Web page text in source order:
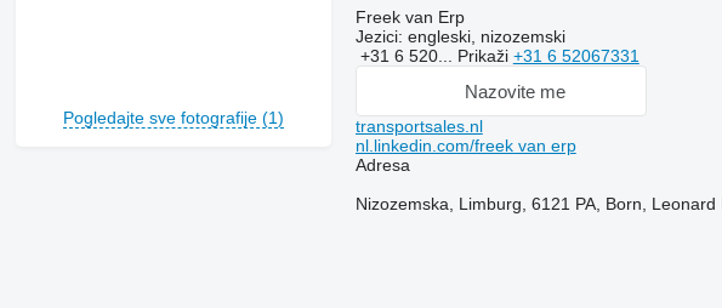
Pogledajte sve fotografije (1)
Freek van Erp
Jezici: engleski, nizozemski
+31 6 520... Prikaži +31 6 52067331
Nazovite me
transportsales.nl
nl.linkedin.com/freek van erp
Adresa
Nizozemska, Limburg, 6121 PA, Born, Leonard